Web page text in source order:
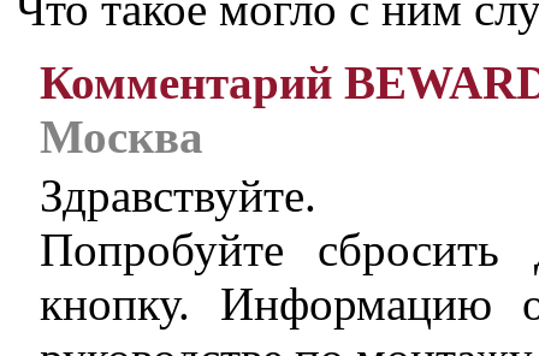
Комментарий
Москва
Здравствуйте.
Попробуйте сбросить
кнопку. Информацию